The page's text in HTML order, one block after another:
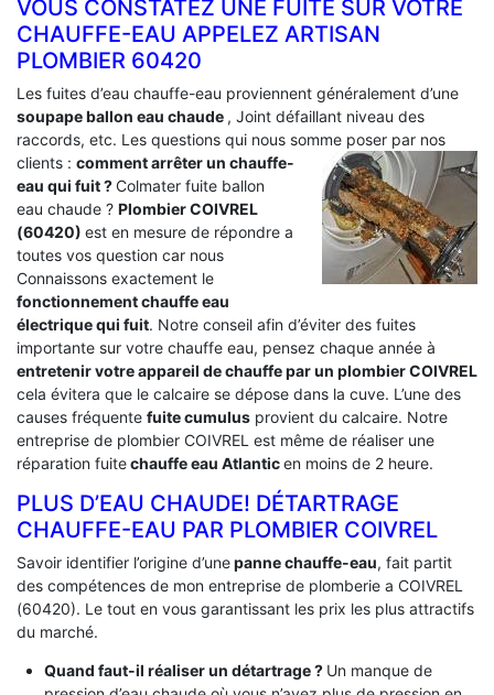
VOUS CONSTATEZ UNE FUITE SUR VOTRE
CHAUFFE-EAU APPELEZ ARTISAN
PLOMBIER 60420
Les fuites d’eau chauffe-eau proviennent généralement d’une
soupape ballon eau chaude , Joint défaillant niveau des
raccords, etc. Les questions qui nous somme poser par nos
clients : comment arrêter un chauffe-
eau qui fuit ?Colmater fuite ballon
eau chaude ? Plombier COIVREL
(60420) est en mesure de répondre a
toutes vos question car nous
Connaissons exactement le
fonctionnement chauffe eau
électrique qui fuit. Notre conseil afin d’éviter des fuites
importante sur votre chauffe eau, pensez chaque année à
entretenir votre appareil de chauffe par un plombier COIVREL
cela évitera que le calcaire se dépose dans la cuve. L’une des
causes fréquente fuite cumulus provient du calcaire. Notre
entreprise de plombier COIVREL est même de réaliser une
réparation fuitechauffe eau Atlanticen moins de 2 heure.
PLUS D’EAU CHAUDE! DÉTARTRAGE
CHAUFFE-EAU PAR PLOMBIER COIVREL
Savoir identifier l’origine d’unepanne chauffe-eau, fait partit
des compétences de mon entreprise de plomberie a COIVREL
(60420). Le tout en vous garantissant les prix les plus attractifs
du marché.
Quand faut-il réaliser un détartrage ? Un manque de